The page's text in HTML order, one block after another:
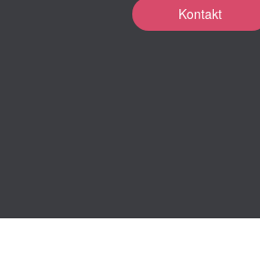
Kontakt